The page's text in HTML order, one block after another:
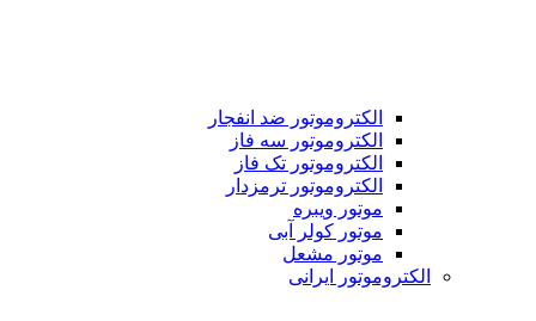
الکتروموتور ضد انفجار
الکتروموتور سه فاز
الکتروموتور تک فاز
الکتروموتور ترمزدار
موتور ویبره
موتور کولر آبی
موتور مشعل
الکتروموتور ایرانی